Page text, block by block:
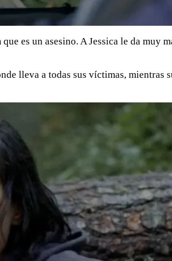
es un asesino. A Jessica le da muy
lleva a todas sus víctimas, mientras